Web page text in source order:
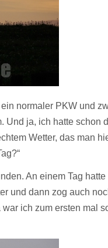
normaler PKW und
Und ja, ich hatte schon
Wetter, das man
An einem Tag hatte
und dann zog auch
ich zum ersten mal